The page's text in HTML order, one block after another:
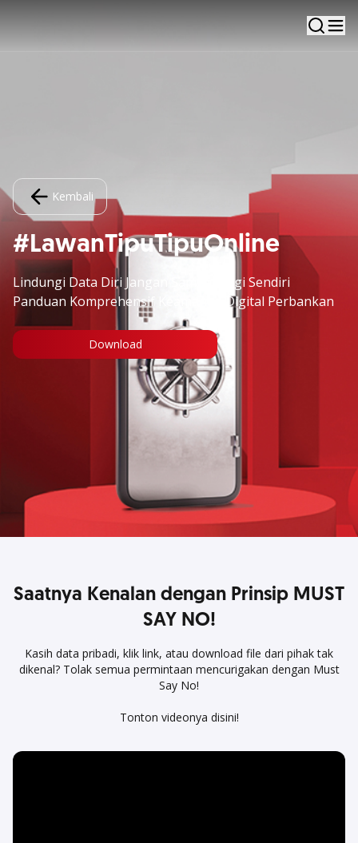
Kembali
#LawanTipuTipuOnline
Lindungi Data Diri Jangan Sampai Rugi Sendiri
Panduan Komprehensif Keamanan Digital Perbankan
Download
Saatnya Kenalan dengan Prinsip MUST
SAY NO!
Kasih data pribadi, klik link, atau download file dari pihak tak
dikenal? Tolak semua permintaan mencurigakan dengan Must
Say No!
Tonton videonya disini!